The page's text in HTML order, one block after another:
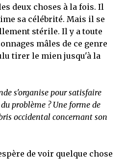
deux choses à la fois. Il
sa célébrité. Mais il se
stérile. Il y a toute
mâles de ce genre
tirer le mien jusqu'à la
s'organise pour satisfaire
problème ? Une forme de
occidental concernant son
de voir quelque chose